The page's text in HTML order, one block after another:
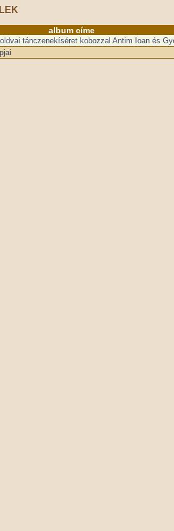
album címe
tánczenekíséret kobozzal Antim Ioan és